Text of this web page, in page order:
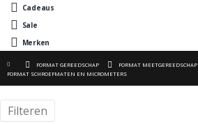
Cadeaus
Sale
Merken
FORMAT GEREEDSCHAP
FORMAT MEETGEREEDSCHAP
FORMAT SCHROEFMATEN EN MICROMETERS
Filteren